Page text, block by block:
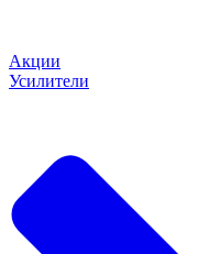
Акции
Усилители